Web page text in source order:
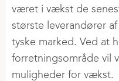
FJERKRÆ
Nyheder
Æglæggende høner
SDS granuleret gødning
Jordbrugskalk
Sortiment flydende gødning
INFO OG NYHEDER
Ny i økologi
Produktion og sporbarhed
Land og Fritid
VERIFICERINGER
SBTi
Klimadeklarerede råvarer
Årsrapporter
CSR-politik
Strategi
været i vækst de
største leverandører
tyske marked. Ved at
forretningsområde vil
muligheder for vækst.